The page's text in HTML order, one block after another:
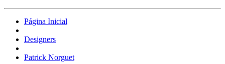
Página Inicial
Designers
Patrick Norguet